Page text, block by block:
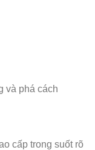
và phá cách
cấp trong suốt rõ